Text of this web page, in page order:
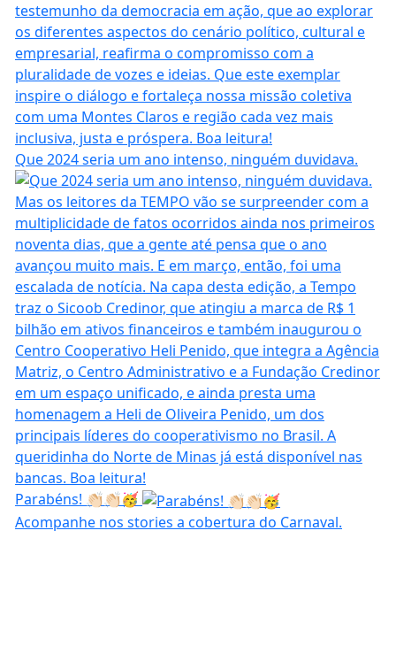
Que 2024 seria um ano intenso, ninguém duvidava.
Parabéns! 👏🏻👏🏻🥳
Acompanhe nos stories a cobertura do Carnaval.